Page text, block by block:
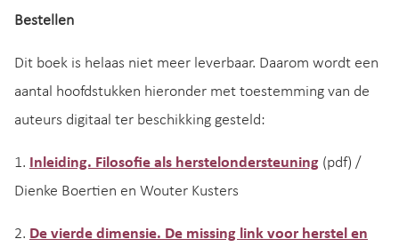
Bestellen
Dit boek is helaas niet meer leverbaar. Daarom wordt een
aantal hoofdstukken hieronder met toestemming van de
auteurs digitaal ter beschikking gesteld:
1. Inleiding. Filosofie als herstelondersteuning (pdf) /
Dienke Boertien en Wouter Kusters
2. De vierde dimensie. De missing link voor herstel en